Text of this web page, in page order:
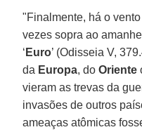
"Finalmente, há o
vezes sopra ao
‘ Euro’ (Odisseia V,
da Europa, doOriente
vieram as trevas da
invasões de outros
ameaças atômicas